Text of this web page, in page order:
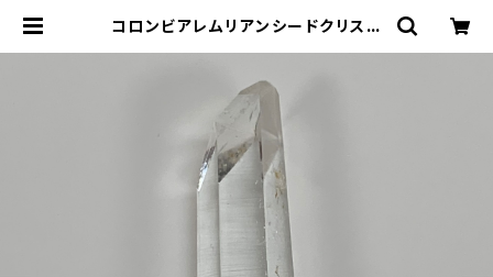
コロンビアレムリアンシードクリスタ